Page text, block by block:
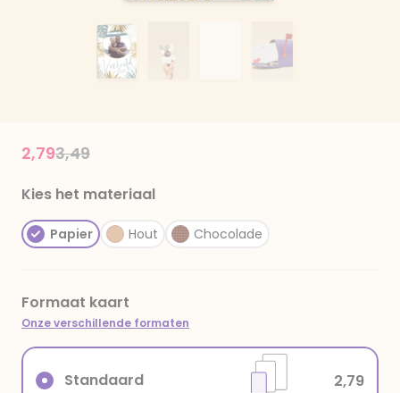
Price reduced from
3,49to
2,79
Kies het materiaal
Papier Hout Chocolade
Formaat kaart
Onze verschillende formaten
Standaard 2,79